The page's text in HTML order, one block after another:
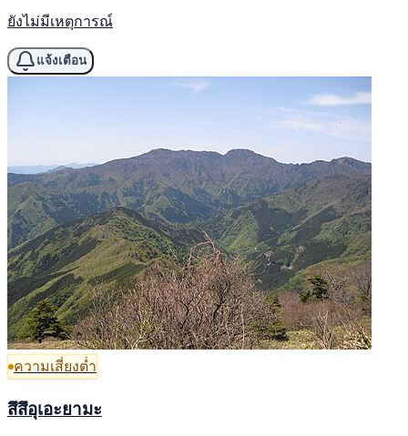
ยังไม่มีเหตุการณ์
แจ้งเตือน
ความเสี่ยงต่ำ
สึสึอุเอะยามะ